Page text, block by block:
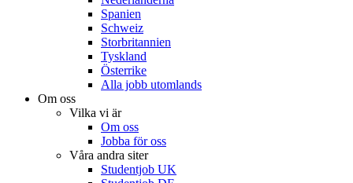
Spanien
Schweiz
Storbritannien
Tyskland
Österrike
Alla jobb utomlands
Om oss
Vilka vi är
Om oss
Jobba för oss
Våra andra siter
Studentjob UK